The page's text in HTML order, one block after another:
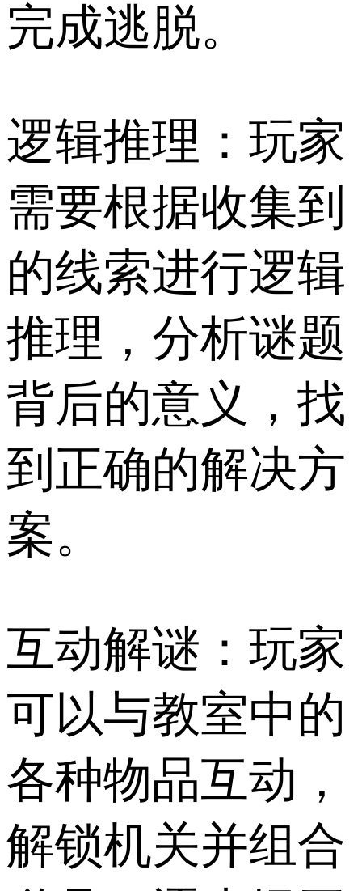
完成逃脱。
逻辑推理：玩家
需要根据收集到
的线索进行逻辑
推理，分析谜题
背后的意义，找
到正确的解决方
案。
互动解谜：玩家
可以与教室中的
各种物品互动，
解锁机关并组合